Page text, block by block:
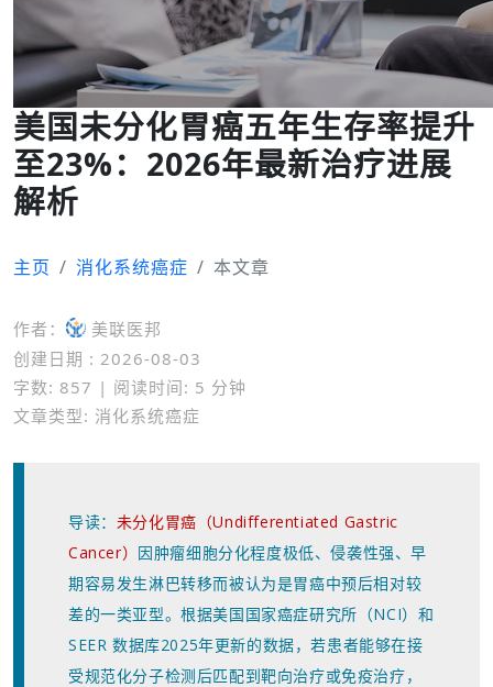
美国未分化胃癌五年生存率提升
至23%：2026年最新治疗进展
解析
主页 消化系统癌症 本文章
作者：
美联医邦
创建日期 : 2026-08-03
字数: 857 | 阅读时间: 5 分钟
文章类型: 消化系统癌症
导读： 未分化胃癌（Undifferentiated Gastric
Cancer） 因肿瘤细胞分化程度极低、侵袭性强、早
期容易发生淋巴转移而被认为是胃癌中预后相对较
差的一类亚型。根据美国国家癌症研究所（NCI）和
SEER 数据库2025年更新的数据，若患者能够在接
受规范化分子检测后匹配到靶向治疗或免疫治疗，